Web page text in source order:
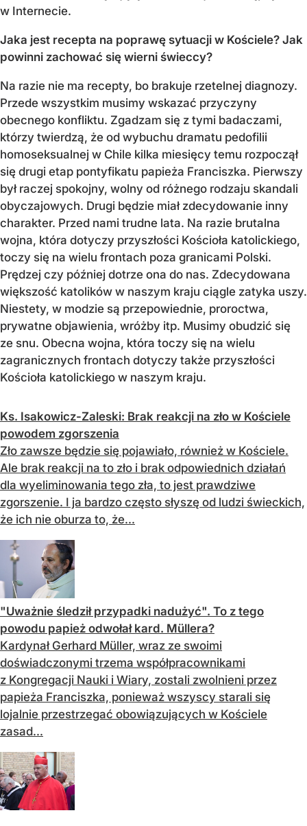
w Internecie.
Jaka jest recepta na poprawę sytuacji w Kościele? Jak
powinni zachować się wierni świeccy?
Na razie nie ma recepty, bo brakuje rzetelnej diagnozy.
Przede wszystkim musimy wskazać przyczyny
obecnego konfliktu. Zgadzam się z tymi badaczami,
którzy twierdzą, że od wybuchu dramatu pedofilii
homoseksualnej w Chile kilka miesięcy temu rozpoczął
się drugi etap pontyfikatu papieża Franciszka. Pierwszy
był raczej spokojny, wolny od różnego rodzaju skandali
obyczajowych. Drugi będzie miał zdecydowanie inny
charakter. Przed nami trudne lata. Na razie brutalna
wojna, która dotyczy przyszłości Kościoła katolickiego,
toczy się na wielu frontach poza granicami Polski.
Prędzej czy później dotrze ona do nas. Zdecydowana
większość katolików w naszym kraju ciągle zatyka uszy.
Niestety, w modzie są przepowiednie, proroctwa,
prywatne objawienia, wróżby itp. Musimy obudzić się
ze snu. Obecna wojna, która toczy się na wielu
zagranicznych frontach dotyczy także przyszłości
Kościoła katolickiego w naszym kraju.
Ks. Isakowicz-Zaleski: Brak reakcji na zło w Kościele
powodem zgorszenia
Zło zawsze będzie się pojawiało, również w Kościele.
Ale brak reakcji na to zło i brak odpowiednich działań
dla wyeliminowania tego zła, to jest prawdziwe
zgorszenie. I ja bardzo często słyszę od ludzi świeckich,
że ich nie oburza to, że...
"Uważnie śledził przypadki nadużyć". To z tego
powodu papież odwołał kard. Müllera?
Kardynał Gerhard Müller, wraz ze swoimi
doświadczonymi trzema współpracownikami
z Kongregacji Nauki i Wiary, zostali zwolnieni przez
papieża Franciszka, ponieważ wszyscy starali się
lojalnie przestrzegać obowiązujących w Kościele
zasad...